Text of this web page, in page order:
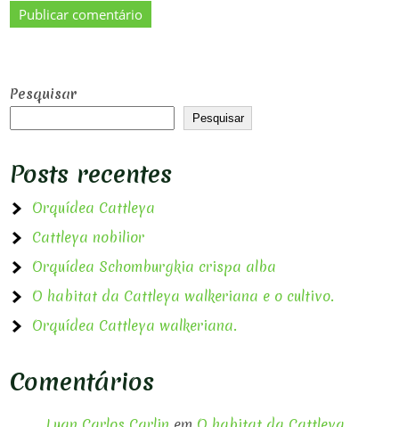
Pesquisar
Pesquisar
Posts recentes
Orquídea Cattleya
Cattleya nobilior
Orquídea Schomburgkia crispa alba
O habitat da Cattleya walkeriana e o cultivo.
Orquídea Cattleya walkeriana.
Comentários